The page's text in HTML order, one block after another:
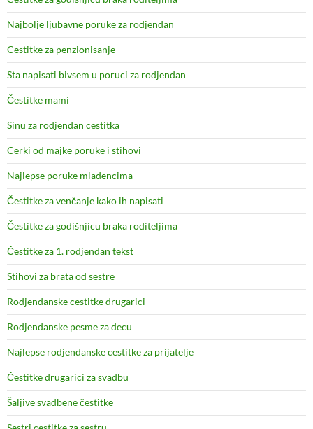
Najbolje ljubavne poruke za rodjendan
Cestitke za penzionisanje
Sta napisati bivsem u poruci za rodjendan
Čestitke mami
Sinu za rodjendan cestitka
Cerki od majke poruke i stihovi
Najlepse poruke mladencima
Čestitke za venčanje kako ih napisati
Čestitke za godišnjicu braka roditeljima
Čestitke za 1. rodjendan tekst
Stihovi za brata od sestre
Rodjendanske cestitke drugarici
Rodjendanske pesme za decu
Najlepse rodjendanske cestitke za prijatelje
Čestitke drugarici za svadbu
Šaljive svadbene čestitke